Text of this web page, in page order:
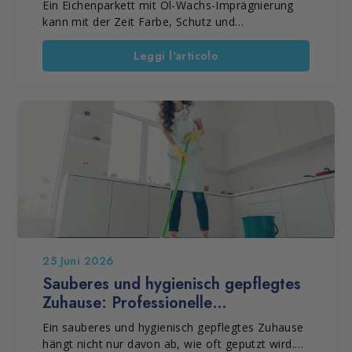
ohne dass Schleifen oder eine neue Lackierung
erforderlich sind – vorausgesetzt, der Zustand
des Bodens lässt dies zu.
Ein Eichenparkett mit Öl-Wachs-Imprägnierung
kann mit der Zeit Farbe, Schutz und
Gleichmäßigkeit verlieren. Häufig liegt das an
einer falschen Pflege oder an ungeeigneten
Produkten. Dennoch muss der Boden nicht
tragfähig ist, kann eine professionelle
Restaurierung die Oberfläche wieder stabilisieren.
So bleibt die natürliche Optik erhalten. Außerdem
verlängert sich die Lebensdauer des Parketts.
Leggi l'articolo
25 Juni 2026
Sauberes und hygienisch gepflegtes
Zuhause: Professionelle
Reinigungsprodukte für den
Haushalt
Ein sauberes und hygienisch gepflegtes Zuhause
hängt nicht nur davon ab, wie oft geputzt wird.